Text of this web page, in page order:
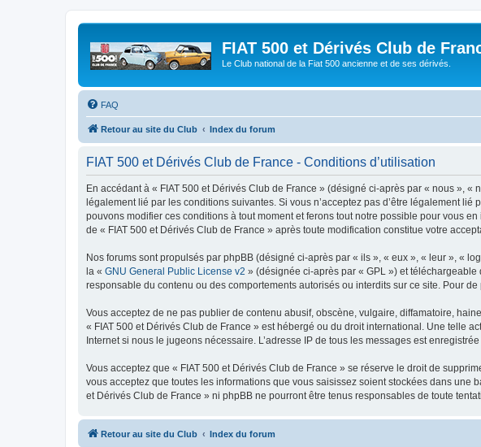
FIAT 500 et Dérivés Club de
Le Club national de la Fiat 500 ancienne et de ses dérivés.
FAQ
Retour au site du Club Index du forum
FIAT 500 et Dérivés Club de France - Conditions d’utilisation
En accédant à « FIAT 500 et Dérivés Club de France » (désigné ci-après par « nous », «
légalement lié par les conditions suivantes. Si vous n’acceptez pas d’être légalement
pouvons modifier ces conditions à tout moment et ferons tout notre possible pour vous
de « FIAT 500 et Dérivés Club de France » après toute modification constitue votre
Nos forums sont propulsés par phpBB (désigné ci-après par « ils », « eux », « leur », «
la « GNU General Public License v2 » (désignée ci-après par « GPL ») et téléchargeable
responsable du contenu ou des comportements autorisés ou interdits sur ce site. Pour
Vous acceptez de ne pas publier de contenu abusif, obscène, vulgaire, diffamatoire,
« FIAT 500 et Dérivés Club de France » est hébergé ou du droit international. Une telle
Internet si nous le jugeons nécessaire. L’adresse IP de tous les messages est
Vous acceptez que « FIAT 500 et Dérivés Club de France » se réserve le droit de
vous acceptez que toutes les informations que vous saisissez soient stockées dans
et Dérivés Club de France » ni phpBB ne pourront être tenus responsables de toute
Retour au site du Club Index du forum